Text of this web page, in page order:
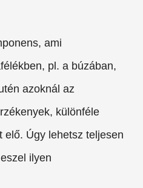
ami
pl. a búzában,
azoknál az
különféle
elő. Úgy lehetsz teljesen
ilyen